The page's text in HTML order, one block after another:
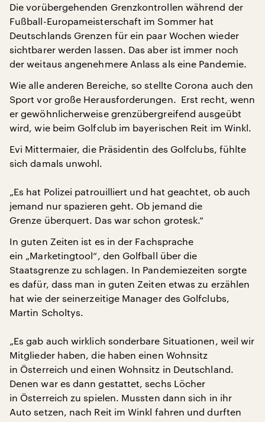
Die vorübergehenden Grenzkontrollen während der
Fußball-Europameisterschaft im Sommer hat
Deutschlands Grenzen für ein paar Wochen wieder
sichtbarer werden lassen. Das aber ist immer noch
der weitaus angenehmere Anlass als eine Pandemie.
Wie alle anderen Bereiche, so stellte Corona auch den
Sport vor große Herausforderungen. Erst recht, wenn
er gewöhnlicherweise grenzübergreifend ausgeübt
wird, wie beim Golfclub im bayerischen Reit im Winkl.
Evi Mittermaier, die Präsidentin des Golfclubs, fühlte
sich damals unwohl.
„Es hat Polizei patrouilliert und hat geachtet, ob auch
jemand nur spazieren geht. Ob jemand die
Grenze überquert. Das war schon grotesk.“
In guten Zeiten ist es in der Fachsprache
ein „Marketingtool“, den Golfball über die
Staatsgrenze zu schlagen. In Pandemiezeiten sorgte
es dafür, dass man in guten Zeiten etwas zu erzählen
hat wie der seinerzeitige Manager des Golfclubs,
Martin Scholtys.
„Es gab auch wirklich sonderbare Situationen, weil wir
Mitglieder haben, die haben einen Wohnsitz
in Österreich und einen Wohnsitz in Deutschland.
Denen war es dann gestattet, sechs Löcher
in Österreich zu spielen. Mussten dann sich in ihr
Auto setzen, nach Reit im Winkl fahren und durften